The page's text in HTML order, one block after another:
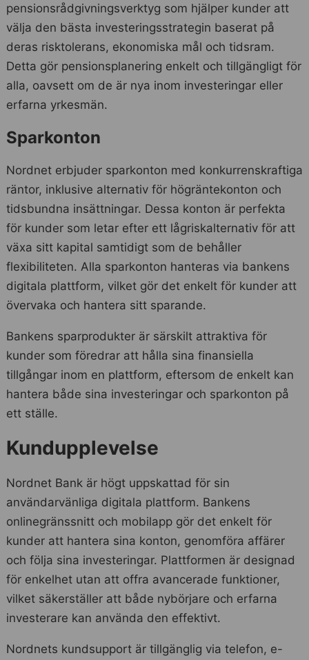
pensionsrådgivningsverktyg som hjälper kunder att
välja den bästa investeringsstrategin baserat på
deras risktolerans, ekonomiska mål och tidsram.
Detta gör pensionsplanering enkelt och tillgängligt för
alla, oavsett om de är nya inom investeringar eller
erfarna yrkesmän.
Sparkonton
Nordnet erbjuder sparkonton med konkurrenskraftiga
räntor, inklusive alternativ för högräntekonton och
tidsbundna insättningar. Dessa konton är perfekta
för kunder som letar efter ett lågriskalternativ för att
växa sitt kapital samtidigt som de behåller
flexibiliteten. Alla sparkonton hanteras via bankens
digitala plattform, vilket gör det enkelt för kunder att
övervaka och hantera sitt sparande.
Bankens sparprodukter är särskilt attraktiva för
kunder som föredrar att hålla sina finansiella
tillgångar inom en plattform, eftersom de enkelt kan
hantera både sina investeringar och sparkonton på
ett ställe.
Kundupplevelse
Nordnet Bank är högt uppskattad för sin
användarvänliga digitala plattform. Bankens
onlinegränssnitt och mobilapp gör det enkelt för
kunder att hantera sina konton, genomföra affärer
och följa sina investeringar. Plattformen är designad
för enkelhet utan att offra avancerade funktioner,
vilket säkerställer att både nybörjare och erfarna
investerare kan använda den effektivt.
Nordnets kundsupport är tillgänglig via telefon, e-